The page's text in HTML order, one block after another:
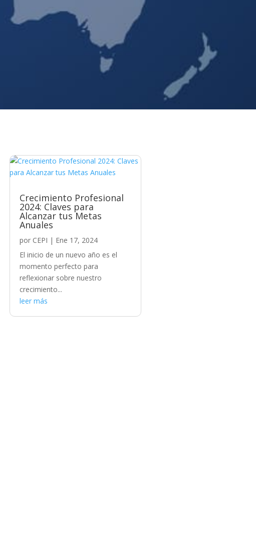
Crecimiento Profesional
2024: Claves para
Alcanzar tus Metas
Anuales
por CEPI | Ene 17, 2024
El inicio de un nuevo año es el
momento perfecto para
reflexionar sobre nuestro
crecimiento...
leer más